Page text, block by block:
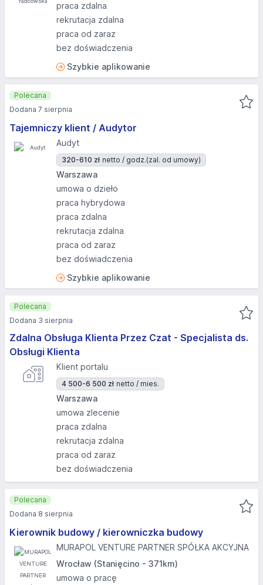
praca zdalna
rekrutacja zdalna
praca od zaraz
bez doświadczenia
Szybkie aplikowanie
Tajemniczy klient / Audytor
Audyt
320-610 zł netto / godz.(zal. od umowy)
Warszawa
umowa o dzieło
praca hybrydowa
praca zdalna
rekrutacja zdalna
praca od zaraz
bez doświadczenia
Szybkie aplikowanie
Polecana
Dodana 7 sierpnia
Zdalna Obsługa Klienta Przez Czat - Specjalista ds.
Obsługi Klienta
Klient portalu
4 500-6 500 zł netto / mies.
Warszawa
umowa zlecenie
praca zdalna
rekrutacja zdalna
praca od zaraz
bez doświadczenia
Polecana
Dodana 3 sierpnia
Kierownik budowy / kierowniczka budowy
MURAPOL VENTURE PARTNER SPÓŁKA AKCYJNA
Wrocław (Stanięcino - 371km)
umowa o pracę
Polecana
Dodana 8 sierpnia